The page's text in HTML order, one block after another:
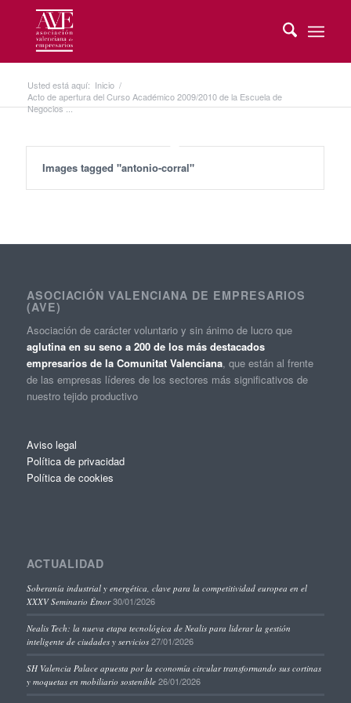
Usted está aquí: Inicio /
Acto de apertura del Curso Académico 2009/2010 de la Escuela de
Negocios ...
Images tagged "antonio-corral"
ASOCIACIÓN VALENCIANA DE EMPRESARIOS
(AVE)
Asociación de carácter voluntario y sin ánimo de lucro que
aglutina en su seno a 200 de los más destacados
empresarios de la Comunitat Valenciana, que están al frente
de las empresas líderes de los sectores más significativos de
nuestro tejido productivo
Aviso legal
Política de privacidad
Política de cookies
ACTUALIDAD
Soberanía industrial y energética, clave para la competitividad europea en el
XXXV Seminario Étnor 30/01/2026
Nealis Tech: la nueva etapa tecnológica de Nealis para liderar la gestión
inteligente de ciudades y servicios 27/01/2026
SH Valencia Palace apuesta por la economía circular transformando sus cortinas
y moquetas en mobiliario sostenible 26/01/2026